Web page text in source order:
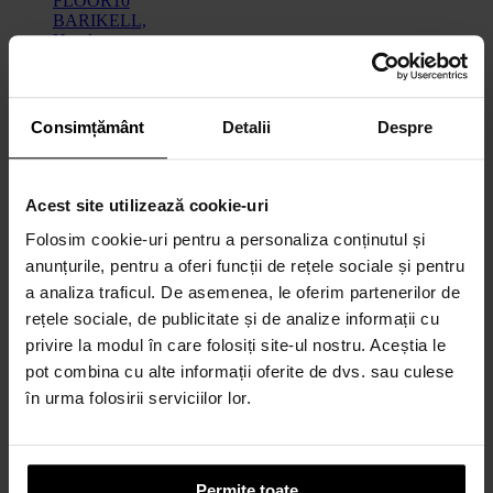
Consimțământ Detalii Despre
Acest site utilizează cookie-uri
Folosim cookie-uri pentru a personaliza conținutul și
anunțurile, pentru a oferi funcții de rețele sociale și pentru
a analiza traficul. De asemenea, le oferim partenerilor de
rețele sociale, de publicitate și de analize informații cu
privire la modul în care folosiți site-ul nostru. Aceștia le
pot combina cu alte informații oferite de dvs. sau culese
în urma folosirii serviciilor lor.

Vizualizare
rapida
-15.420,00 lei
Taietor
beton
Honda